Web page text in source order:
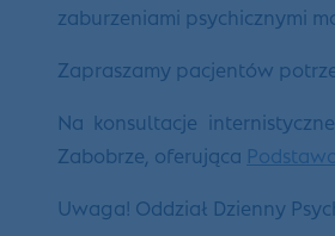
zaburzeniami psychicznymi
Zapraszamy pacjentów
Na konsultacje
Zabobrze, oferująca
Uwaga! Oddział Dzienny